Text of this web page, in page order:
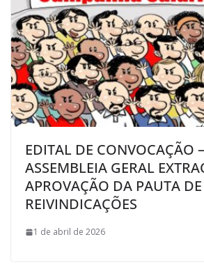
EDITAL DE CONVOCAÇÃO –
ASSEMBLEIA GERAL
APROVAÇÃO DA PAUTA DE
REIVINDICAÇÕES
1 de abril de 2026